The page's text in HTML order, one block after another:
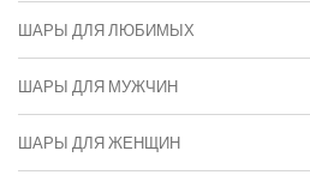
ШАРЫ ДЛЯ ЛЮБИМЫХ
ШАРЫ ДЛЯ МУЖЧИН
ШАРЫ ДЛЯ ЖЕНЩИН